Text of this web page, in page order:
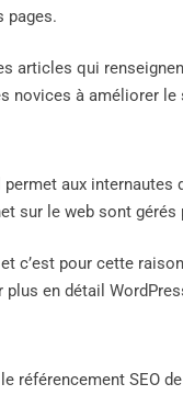
pages.
articles qui
novices à améliorer le
permet aux
sur le web sont gérés
c’est pour cette
en détail
référencement SEO